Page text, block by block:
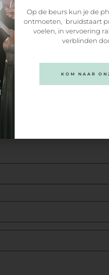
Op de beurs kun je de
ontmoeten, bruidstaart
voelen, in vervoering
verblinden
KOM NAAR